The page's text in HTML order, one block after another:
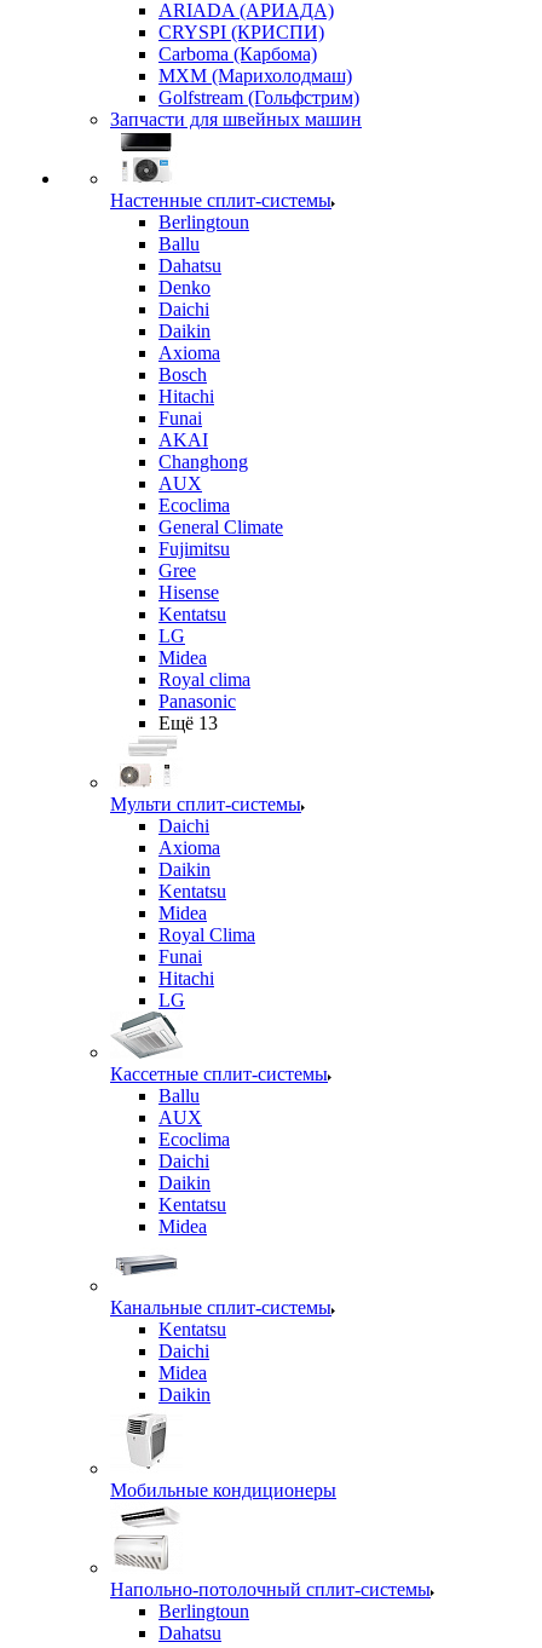
ARIADA (АРИАДА)
CRYSPI (КРИСПИ)
Carboma (Карбома)
MXM (Марихолодмаш)
Golfstream (Гольфстрим)
Запчасти для швейных машин
Настенные сплит-системы
Berlingtoun
Ballu
Dahatsu
Denko
Daichi
Daikin
Axioma
Bosch
Hitachi
Funai
AKAI
Changhong
AUX
Ecoclima
General Climate
Fujimitsu
Gree
Hisense
Kentatsu
LG
Midea
Royal clima
Panasonic
Ещё 13
Мульти сплит-системы
Daichi
Axioma
Daikin
Kentatsu
Midea
Royal Clima
Funai
Hitachi
LG
Кассетные сплит-системы
Ballu
AUX
Ecoclima
Daichi
Daikin
Kentatsu
Midea
Канальные сплит-системы
Kentatsu
Daichi
Midea
Daikin
Мобильные кондиционеры
Напольно-потолочный сплит-системы
Berlingtoun
Dahatsu